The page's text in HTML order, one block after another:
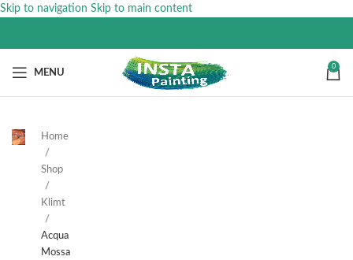
Skip to navigation Skip to main content
MENU
0
Home
Shop
Klimt
Acqua
Mossa